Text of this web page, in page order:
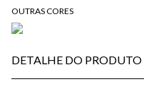
DETALHE DO PRODUTO